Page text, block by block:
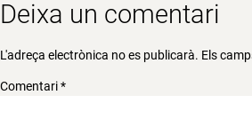
Deixa un comentari
L'adreça electrònica no es publicarà. Els
Comentari*